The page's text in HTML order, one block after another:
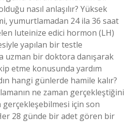
nasıl anlaşılır? Yüksek
yumurtlamadan 24 ila 36 saat
luteinize edici hormon (LH)
yapılan bir testle
uzman bir doktora danışarak
etme konusunda yardım
hangi günlerde hamile kalır?
ne zaman gerçekleştiğini
için son
28 günde bir adet gören bir